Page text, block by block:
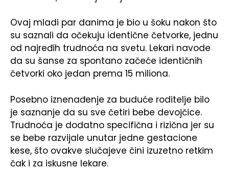
Ovaj mladi par danima je bio u šoku nakon što
su saznali da očekuju identične četvorke, jednu
od najređih trudnoća na svetu. Lekari navode
da su šanse za spontano začeće identičnih
četvorki oko jedan prema 15 miliona.
Posebno iznenađenje za buduće roditelje bilo
je saznanje da su sve četiri bebe devojčice.
Trudnoća je dodatno specifična i rizična jer su
se bebe razvijale unutar jedne gestacione
kese, što ovakve slučajeve čini izuzetno retkim
čak i za iskusne lekare.